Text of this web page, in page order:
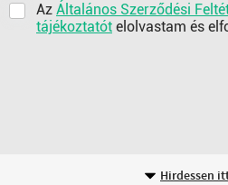
Az Általános Szerződési
tájékoztatót elolvastam és
Hirdessen